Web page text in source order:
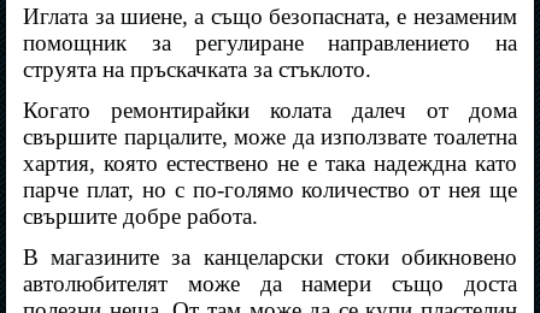
Иглата за шиене, а също безопасната, е незаменим
помощник за регулиране направлението на
струята на пръскачката за стъклото.
Когато ремонтирайки колата далеч от дома
свършите парцалите, може да използвате тоалетна
хартия, която естествено не е така надеждна като
парче плат, но с по-голямо количество от нея ще
свършите добре работа.
В магазините за канцеларски стоки обикновено
автолюбителят може да намери също доста